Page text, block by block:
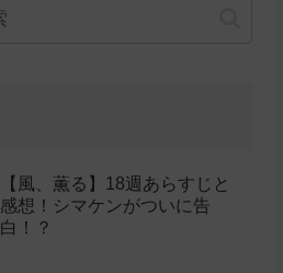
【風、薫る】18週あらすじと
感想！シマケンがついに告
白！？